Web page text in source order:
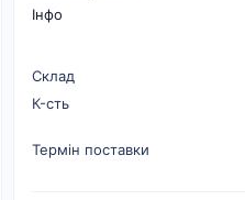
Інфо
Склад
К-cть
Термін поставки